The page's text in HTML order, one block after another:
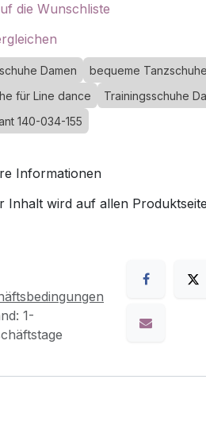
die Wunschliste
Damen bequeme Tanzschuhe
für Line dance
Trainingsschuhe
140-034-155
Informationen
Inhalt wird auf allen
1-